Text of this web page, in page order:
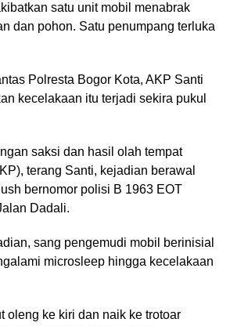
satu unit mobil menabrak
dan pohon. Satu penumpang terluka
Polresta Bogor Kota, AKP Santi
kecelakaan itu terjadi sekira pukul
saksi dan hasil olah tempat
terang Santi, kejadian berawal
bernomor polisi B 1963 EOT
Dadali.
sang pengemudi mobil berinisial
microsleep hingga kecelakaan
oleng ke kiri dan naik ke trotoar